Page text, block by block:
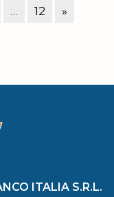
… 12
Articolo
»
ITALIA S.R.L.